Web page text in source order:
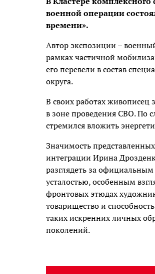
военной операции
времени».
Автор экспозиции –
рамках частичной
его перевели в состав
округа.
В своих работах живописец
в зоне проведения СВО. По
стремился вложить
Значимость
интеграции Ирина
разглядеть за
усталостью, особенным
фронтовых этюдах
товарищество и
таких искренних личных
поколений.